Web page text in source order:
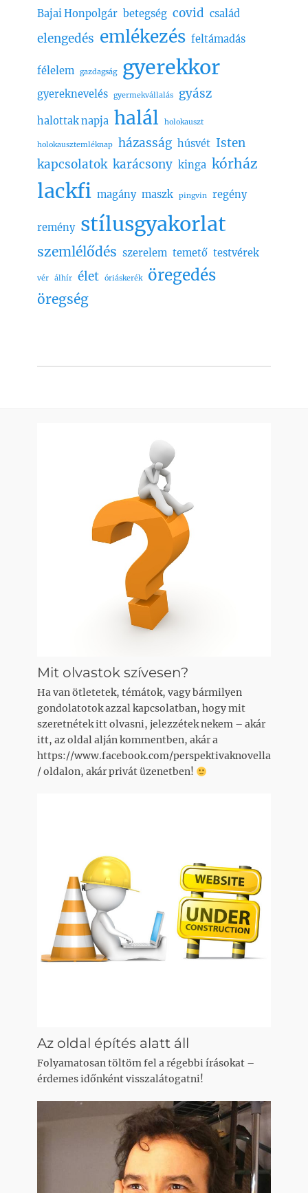
Bajai Honpolgár betegség covid család
elengedés emlékezés feltámadás
félelem gazdagság gyerekkor
gyereknevelés gyermekvállalás gyász
halottak napja halál holokauszt
holokausztemléknap házasság húsvét Isten
kapcsolatok karácsony kinga kórház
lackfi magány maszk pingvin regény
remény stílusgyakorlat
szemlélődés szerelem temető testvérek
vér álhír élet óriáskerék öregedés
öregség
Mit olvastok szívesen?
Ha van ötletetek, témátok, vagy bármilyen
gondolatotok azzal kapcsolatban, hogy mit
szeretnétek itt olvasni, jelezzétek nekem – akár
itt, az oldal alján kommentben, akár a
https://www.facebook.com/perspektivaknovella
/ oldalon, akár privát üzenetben!
Az oldal építés alatt áll
Folyamatosan töltöm fel a régebbi írásokat –
érdemes időnként visszalátogatni!